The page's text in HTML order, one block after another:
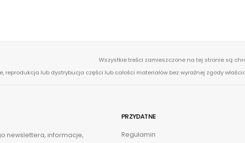
Wszystkie treści zamieszczone na tej stronie są
reprodukcja lub dystrybucja części lub całości materiałów bez wyraźnej zgody
newslettera, informacje,
PRZYDATNE
Regulamin